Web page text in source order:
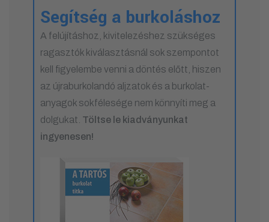
Segítség a burkoláshoz
A felújításhoz, kivitelezéshez szükséges
ragasztók kiválasztásnál sok szempontot
kell figyelembe venni a döntés előtt, hiszen
az újraburkolandó aljzatok és a burkolat-
anyagok sokfélesége nem könnyíti meg a
dolgukat. Töltse le kiadványunkat
ingyenesen!